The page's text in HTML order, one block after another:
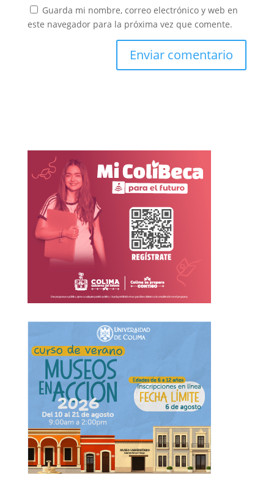
Guarda mi nombre, correo electrónico y web en
este navegador para la próxima vez que comente.